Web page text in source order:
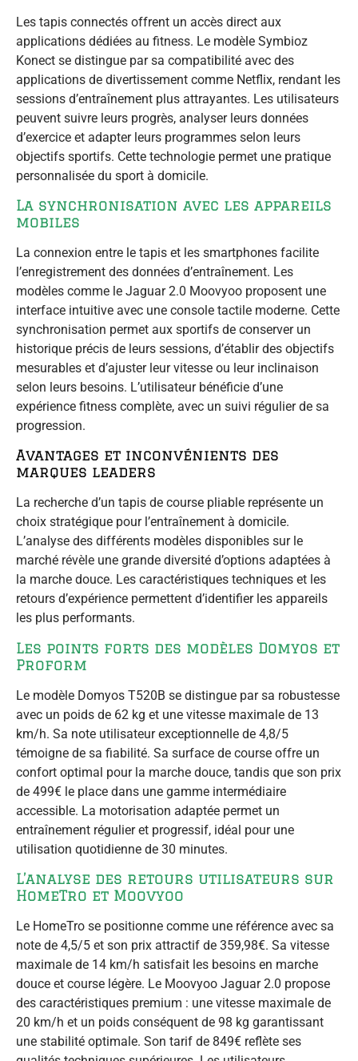
Les tapis connectés offrent un accès direct aux
applications dédiées au fitness. Le modèle Symbioz
Konect se distingue par sa compatibilité avec des
applications de divertissement comme Netflix, rendant les
sessions d’entraînement plus attrayantes. Les utilisateurs
peuvent suivre leurs progrès, analyser leurs données
d’exercice et adapter leurs programmes selon leurs
objectifs sportifs. Cette technologie permet une pratique
personnalisée du sport à domicile.
La synchronisation avec les appareils
mobiles
La connexion entre le tapis et les smartphones facilite
l’enregistrement des données d’entraînement. Les
modèles comme le Jaguar 2.0 Moovyoo proposent une
interface intuitive avec une console tactile moderne. Cette
synchronisation permet aux sportifs de conserver un
historique précis de leurs sessions, d’établir des objectifs
mesurables et d’ajuster leur vitesse ou leur inclinaison
selon leurs besoins. L’utilisateur bénéficie d’une
expérience fitness complète, avec un suivi régulier de sa
progression.
Avantages et inconvénients des
marques leaders
La recherche d’un tapis de course pliable représente un
choix stratégique pour l’entraînement à domicile.
L’analyse des différents modèles disponibles sur le
marché révèle une grande diversité d’options adaptées à
la marche douce. Les caractéristiques techniques et les
retours d’expérience permettent d’identifier les appareils
les plus performants.
Les points forts des modèles Domyos et
Proform
Le modèle Domyos T520B se distingue par sa robustesse
avec un poids de 62 kg et une vitesse maximale de 13
km/h. Sa note utilisateur exceptionnelle de 4,8/5
témoigne de sa fiabilité. Sa surface de course offre un
confort optimal pour la marche douce, tandis que son prix
de 499€ le place dans une gamme intermédiaire
accessible. La motorisation adaptée permet un
entraînement régulier et progressif, idéal pour une
utilisation quotidienne de 30 minutes.
L’analyse des retours utilisateurs sur
HomeTro et Moovyoo
Le HomeTro se positionne comme une référence avec sa
note de 4,5/5 et son prix attractif de 359,98€. Sa vitesse
maximale de 14 km/h satisfait les besoins en marche
douce et course légère. Le Moovyoo Jaguar 2.0 propose
des caractéristiques premium : une vitesse maximale de
20 km/h et un poids conséquent de 98 kg garantissant
une stabilité optimale. Son tarif de 849€ reflète ses